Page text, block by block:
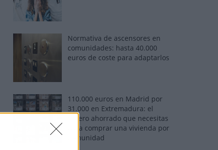
Normativa de ascensores en
comunidades: hasta 40.000
euros de coste para adaptarlos
110.000 euros en Madrid por
31.000 en Extremadura: el
dinero ahorrado que necesitas
para comprar una vivienda por
comunidad